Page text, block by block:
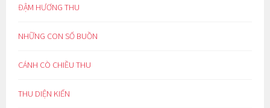
ĐẬM HƯƠNG THU
NHỮNG CON SỐ BUỒN
CÁNH CÒ CHIỀU THU
THU DIỆN KIẾN